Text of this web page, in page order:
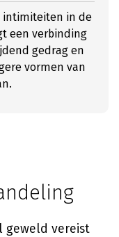
intimiteiten in de
een verbinding
gedrag en
vormen van
geweld vereist